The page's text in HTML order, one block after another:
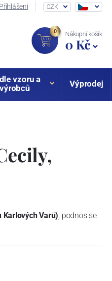
Přihlášení CZK
0 Nákupní košík
0 Kč
vzoru a
výrobců
Výprodej
Karlových Varů), podnos se